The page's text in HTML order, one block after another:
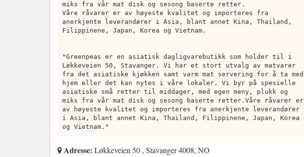
miks fra vår mat disk og sesong baserte retter.
Våre råvarer er av høyeste kvalitet og importeres fra
anerkjente leverandører i Asia, blant annet Kina, Thailand,
Filippinene, Japan, Korea og Vietnam.
"Greenpeas er en asiatisk dagligvarebutikk som holder til i
Løkkeveien 50, Stavanger. Vi har et stort utvalg av matvarer
fra det asiatiske kjøkken samt varm mat servering for å ta med
hjem eller det kan nytes i våre lokaler. Vi byr på spesielle
asiatiske små retter til middager, med egen meny, plukk og
miks fra vår mat disk og sesong baserte retter.Våre råvarer er
av høyeste kvalitet og importeres fra anerkjente leverandører
i Asia, blant annet Kina, Thailand, Filippinene, Japan, Korea
og Vietnam."
Adresse: Løkkeveien 50 , Stavanger 4008, NO